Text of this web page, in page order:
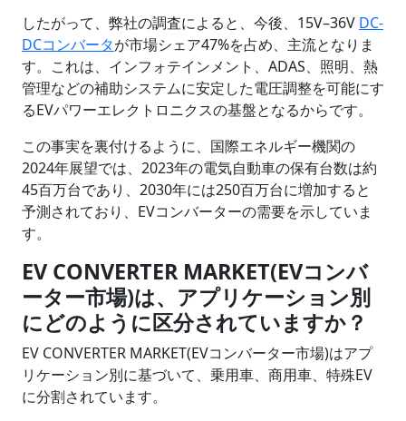
したがって、弊社の調査によると、今後、15V–36V DC-
DCコンバータが市場シェア47%を占め、主流となりま
す。これは、インフォテインメント、ADAS、照明、熱
管理などの補助システムに安定した電圧調整を可能にす
るEVパワーエレクトロニクスの基盤となるからです。
この事実を裏付けるように、国際エネルギー機関の
2024年展望では、2023年の電気自動車の保有台数は約
45百万台であり、2030年には250百万台に増加すると
予測されており、EVコンバーターの需要を示していま
す。
EV CONVERTER MARKET(EVコンバ
ーター市場)は、アプリケーション別
にどのように区分されていますか？
EV CONVERTER MARKET(EVコンバーター市場)はアプ
リケーション別に基づいて、乗用車、商用車、特殊EV
に分割されています。